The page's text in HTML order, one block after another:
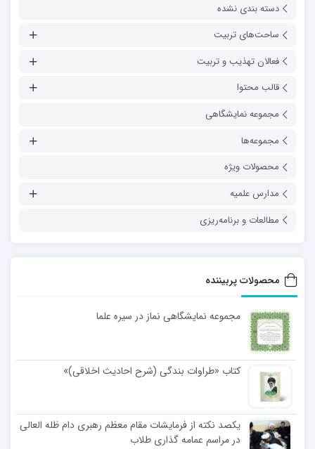
دسته بندی نشده
ساحت‌های تربیت
فعالان تهذیب و تربیت
قالب محتوا
مجموعه نمایشگاهی
مجموعه‌ها
محصولات ویژه
مدارس علمیه
مطالعات و برنامه‌ریزی
محصولات پربیننده
مجموعه نمایشگاهی نماز در سیره علما
کتاب «طراوات بندگی (شرح احادیث اخلاقی)»
یکصد نکته از فرمایشات مقام معظم رهبری دام ظله العالی
در مراسم عمامه گذاری طلاب